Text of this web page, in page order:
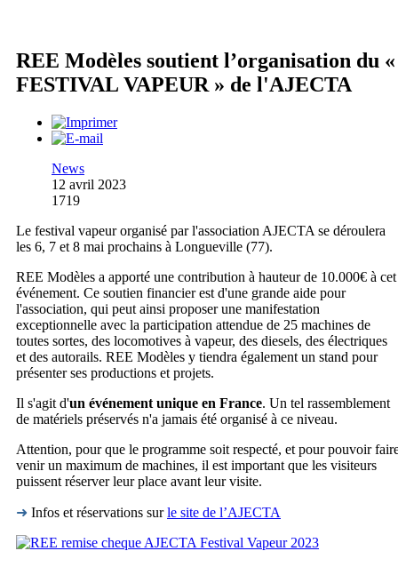
REE Modèles soutient l’organisation du «
FESTIVAL VAPEUR » de l'AJECTA
News
12 avril 2023
1719
Le festival vapeur organisé par l'association AJECTA se déroulera
les 6, 7 et 8 mai prochains à Longueville (77).
REE Modèles a apporté une contribution à hauteur de 10.000€ à cet
événement. Ce soutien financier est d'une grande aide pour
l'association, qui peut ainsi proposer une manifestation
exceptionnelle avec la participation attendue de 25 machines de
toutes sortes, des locomotives à vapeur, des diesels, des électriques
et des autorails. REE Modèles y tiendra également un stand pour
présenter ses productions et projets.
Il s'agit d'un événement unique en France. Un tel rassemblement
de matériels préservés n'a jamais été organisé à ce niveau.
Attention, pour que le programme soit respecté, et pour pouvoir
venir un maximum de machines, il est important que les visiteurs
puissent réserver leur place avant leur visite.
➜ Infos et réservations surle site de l’AJECTA